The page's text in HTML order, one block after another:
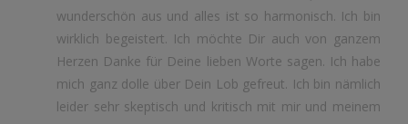
wunderschön aus und alles ist so harmonisch. Ich bin
wirklich begeistert. Ich möchte Dir auch von ganzem
Herzen Danke für Deine lieben Worte sagen. Ich habe
mich ganz dolle über Dein Lob gefreut. Ich bin nämlich
leider sehr skeptisch und kritisch mit mir und meinem